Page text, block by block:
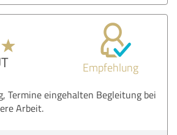
Empfehlung
Termine eingehalten Begleitung bei
Arbeit.